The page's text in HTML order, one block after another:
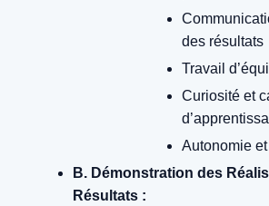
des résultats
Travail
Curiosité et
Autonomie
B. Démonstration des
Résultats :